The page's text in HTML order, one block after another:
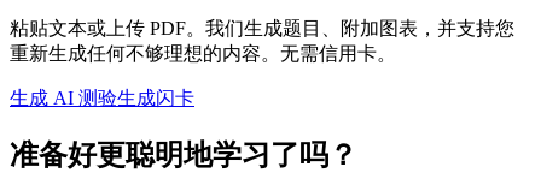
粘贴文本或上传 PDF。我们生成题目、附加图表，并支持您
重新生成任何不够理想的内容。无需信用卡。
生成 AI 测验生成闪卡
准备好更聪明地学习了吗？